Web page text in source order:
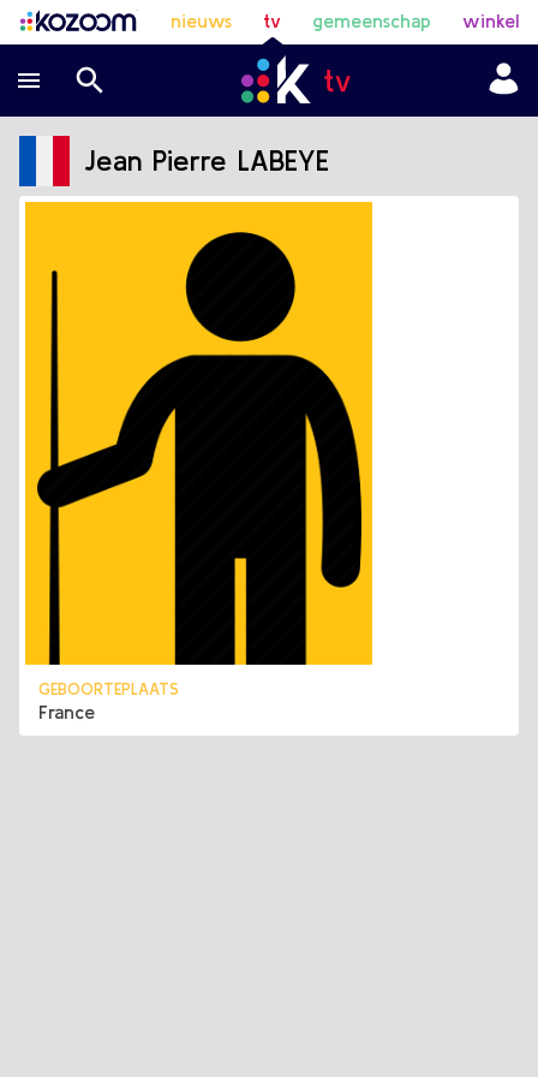
nieuws tv gemeenschap winkel
Jean Pierre LABEYE
GEBOORTEPLAATS
France